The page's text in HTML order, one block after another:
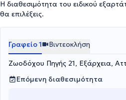
Η διαθεσιμότητα του ειδικού
θα επιλέξεις.
Γραφείο 1 Βιντεοκλήση
Ζωοδόχου Πηγής 21, Εξάρχεια,
Επόμενη διαθεσιμότητα